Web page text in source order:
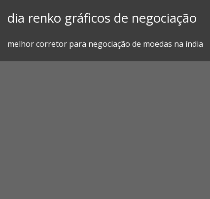
dia renko gráficos de negociação
melhor corretor para negociação de moedas na índia